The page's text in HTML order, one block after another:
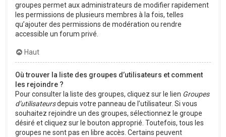
groupes permet aux administrateurs de modifier rapidement
les permissions de plusieurs membres à la fois, telles
qu’ajouter des permissions de modération ou rendre
accessible un forum privé.
Haut
Où trouver la liste des groupes d’utilisateurs et comment
les rejoindre ?
Pour consulter la liste des groupes, cliquez sur le lien Groupes
d’utilisateursdepuis votre panneau de l’utilisateur. Si vous
souhaitez rejoindre un des groupes, sélectionnez le groupe
désiré et cliquez sur le bouton approprié. Toutefois, tous les
groupes ne sont pas en libre accès. Certains peuvent